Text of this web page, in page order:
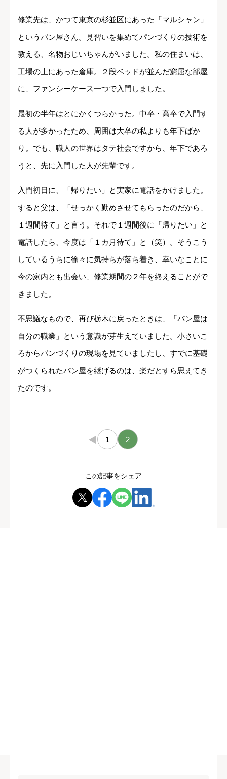
修業先は、かつて東京の杉並区にあった「マルシャン」
というパン屋さん。見習いを集めてパンづくりの技術を
教える、名物おじいちゃんがいました。私の住まいは、
工場の上にあった倉庫。２段ベッドが並んだ窮屈な部屋
に、ファンシーケース一つで入門しました。
最初の半年はとにかくつらかった。中卒・高卒で入門す
る人が多かったため、周囲は大卒の私よりも年下ばか
り。でも、職人の世界はタテ社会ですから、年下であろ
うと、先に入門した人が先輩です。
入門初日に、「帰りたい」と実家に電話をかけました。
すると父は、「せっかく勤めさせてもらったのだから、
１週間待て」と言う。それで１週間後に「帰りたい」と
電話したら、今度は「１カ月待て」と（笑）。そうこう
しているうちに徐々に気持ちが落ち着き、幸いなことに
今の家内とも出会い、修業期間の２年を終えることがで
きました。
不思議なもので、再び栃木に戻ったときは、「パン屋は
自分の職業」という意識が芽生えていました。小さいこ
ろからパンづくりの現場を見ていましたし、すでに基礎
がつくられたパン屋を継げるのは、楽だとすら思えてき
たのです。
← 1 2
この記事をシェア